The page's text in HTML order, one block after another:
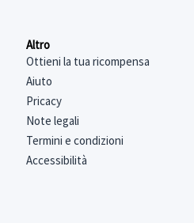
Altro
Ottieni la tua ricompensa
Aiuto
Pricacy
Note legali
Termini e condizioni
Accessibilità